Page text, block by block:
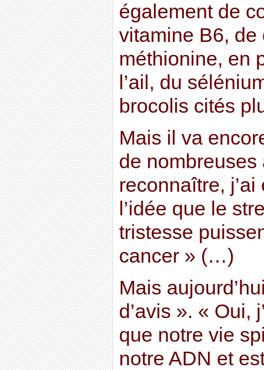
également de
vitamine B6, de
méthionine, en
l’ail, du
brocolis cités
Mais il va
de
reconnaître,
l’idée que le
tristesse
cancer » (…)
Mais
d’avis ». « Oui,
que notre vie
notre ADN et